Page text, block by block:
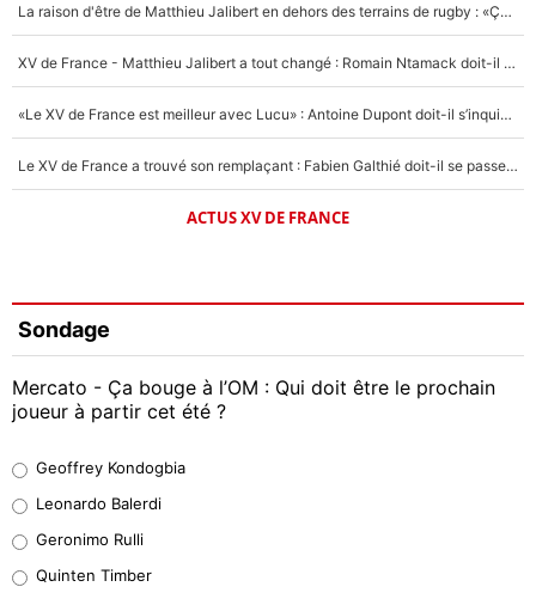
La raison d'être de Matthieu Jalibert en dehors des terrains de rugby : «Ça m'atteint autant que si tu touches à un membre de ma famille»
XV de France - Matthieu Jalibert a tout changé : Romain Ntamack doit-il s’inquiéter pour sa place à un an de la Coupe du monde ?
«Le XV de France est meilleur avec Lucu» : Antoine Dupont doit-il s’inquiéter pour sa place ?
Le XV de France a trouvé son remplaçant : Fabien Galthié doit-il se passer d'Antoine Dupont ?
ACTUS XV DE FRANCE
Sondage
Mercato - Ça bouge à l’OM : Qui doit être le prochain
joueur à partir cet été ?
38%
32%
Geoffrey Kondogbia
Leonardo Balerdi
Geronimo Rulli
Quinten Timber